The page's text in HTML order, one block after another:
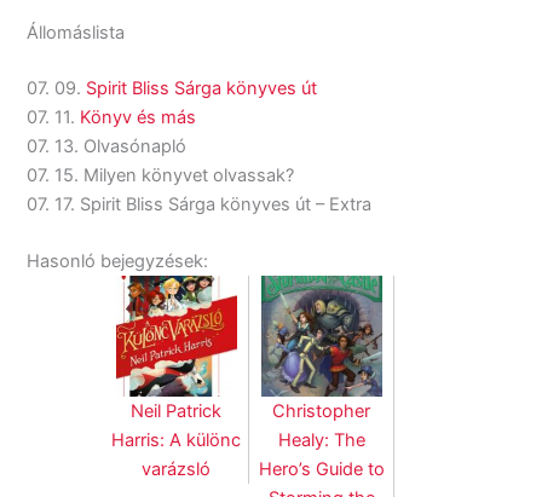
Állomáslista
07. 09. Spirit Bliss Sárga könyves út
07. 11. Könyv és más
07. 13. Olvasónapló
07. 15. Milyen könyvet olvassak?
07. 17. Spirit Bliss Sárga könyves út – Extra
Hasonló bejegyzések:
Neil Patrick
Harris: A különc
varázsló
Christopher
Healy: The
Hero’s Guide to